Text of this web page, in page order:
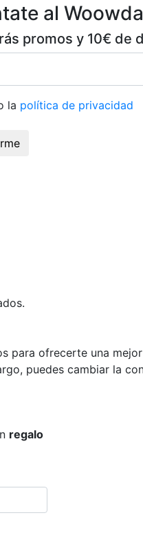
al
promos y 10€ de
la política de privacidad
para ofrecerte una
puedes cambiar la
regalo